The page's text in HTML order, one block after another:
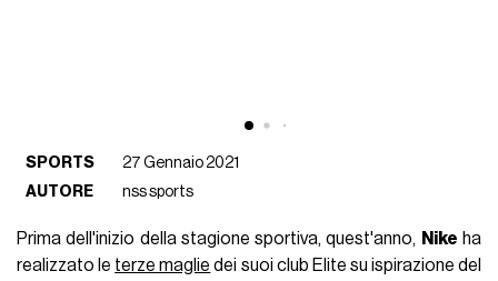
SPORTS
27 Gennaio 2021
AUTORE
nss sports
Prima dell'inizio della stagione sportiva, quest'anno, Nike ha
realizzato le terze maglie dei suoi club Elite su ispirazione del